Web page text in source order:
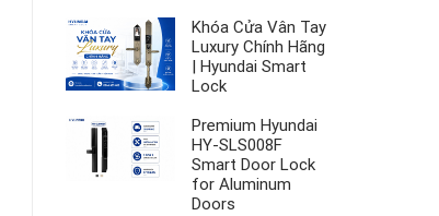
Khóa Cửa Vân Tay
Luxury Chính Hãng
| Hyundai Smart
Lock
Premium Hyundai
HY-SLS008F
Smart Door Lock
for Aluminum
Doors